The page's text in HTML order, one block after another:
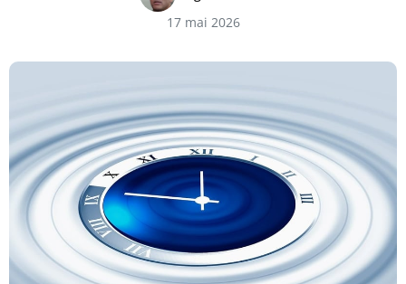
17 mai 2026